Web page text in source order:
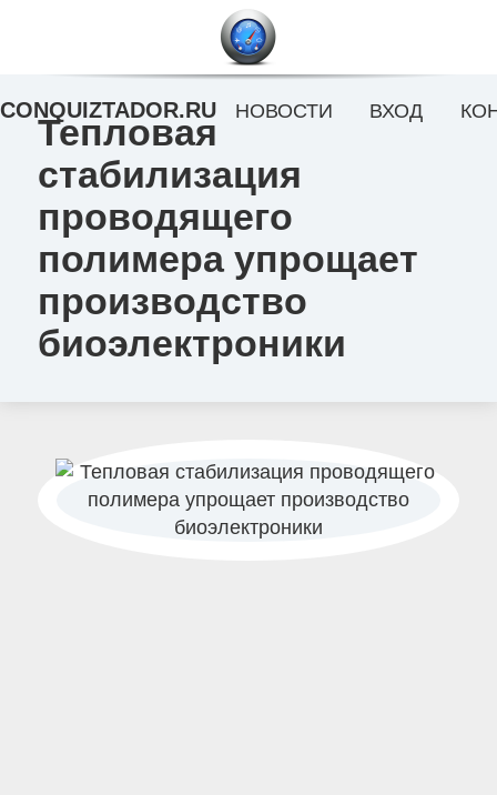
Тепловая
стабилизация
проводящего
полимера упрощает
производство
биоэлектроники
CONQUIZTADOR.RU НОВОСТИ ВХОД